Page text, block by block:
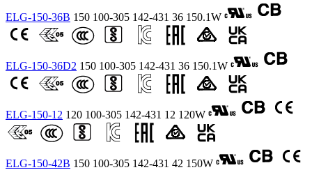
ELG-150-36B 150 100-305 142-431 36 150.1W
ELG-150-36D2 150 100-305 142-431 36 150.1W
ELG-150-12 120 100-305 142-431 12 120W
ELG-150-42B 150 100-305 142-431 42 150W